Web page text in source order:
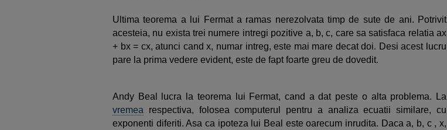
Ultima teorema a lui Fermat a ramas nerezolvata timp de sute de ani. Potrivit
acesteia, nu exista trei numere intregi pozitive a, b, c, care sa satisfaca relatia ax
+ bx = cx, atunci cand x, numar intreg, este mai mare decat doi. Desi acest lucru
pare la prima vedere evident, este de fapt foarte greu de dovedit.
Andy Beal lucra la teorema lui Fermat, cand a dat peste o alta problema. La
vremea respectiva, folosea computerul pentru a analiza ecuatii similare, cu
exponenti diferiti. Asa ca ipoteza lui Beal este oarecum inrudita. Daca a, b, c , x,